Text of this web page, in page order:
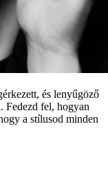
és lenyűgöző
Fedezd fel, hogyan
a stílusod minden